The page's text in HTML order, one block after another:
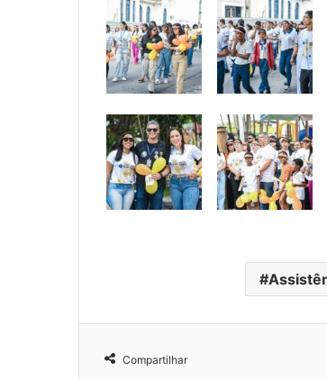
Compartilhar